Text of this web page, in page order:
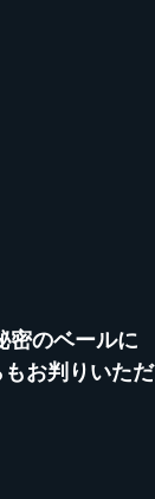
お判りいただ